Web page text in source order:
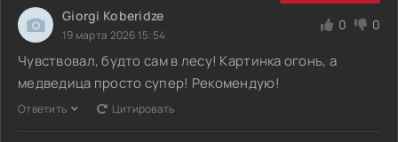
Giorgi Koberidze
19 марта 2026 15:54
0 0
Чувствовал, будто сам в лесу! Картинка огонь, а
медведица просто супер! Рекомендую!
Ответить Цитировать